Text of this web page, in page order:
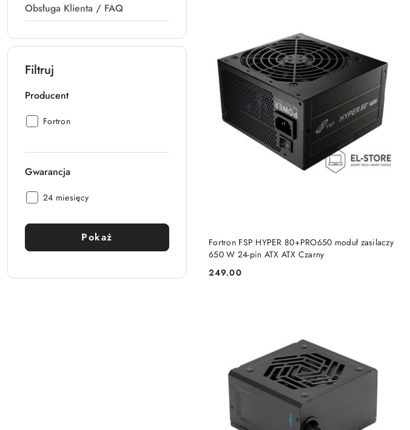
Obsługa Klienta / FAQ
Filtruj
Producent
Producent:
Fortron
Gwarancja
Gwarancja:
24 miesięcy
Pokaż
Fortron FSP HYPER 80+PRO650 moduł zasilaczy
650 W 24-pin ATX ATX Czarny
Cena:
249.00
DO KOSZYKA